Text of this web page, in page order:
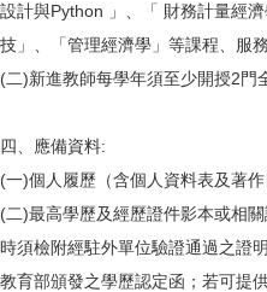
設計與Python 」、「 財務計量經
技」、「管理經濟學」等課程、服
(二)新進教師每學年須至少開授2門
四、應備資料:
(一)個人履歷（含個人資料表及著作
(二)最高學歷及經歷證件影本或相
時須檢附經駐外單位驗證通過之證
教育部頒發之學歷認定函；若可提